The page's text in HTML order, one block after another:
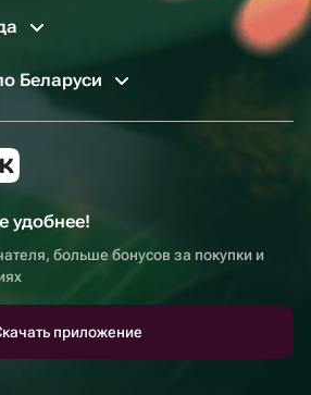
Беларуси
удобнее!
больше бонусов за покупки и
приложение